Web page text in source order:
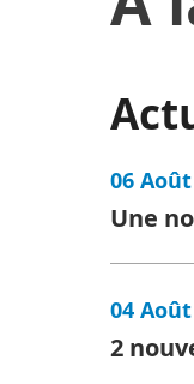
06
Une
04
2